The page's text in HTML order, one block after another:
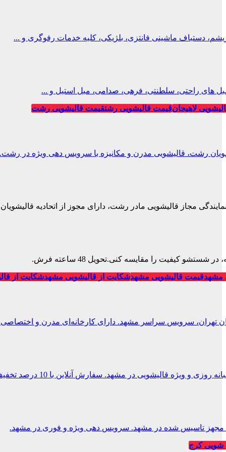
دستباف ماشینی فانتزی، بلژیکی، کلیه خدمات رفوگری و ...
های راحتی، سلطنتی، فرهی، صدامی، مبل استیل و ...
لاهیجانقیمت قالیشویی رشتقیمت قالیشویی رشت
رشت، قالیشویی مدرن و مکانیزه با سرویس دهی ویژه در رشت.
مجاز قالیشویی مادر رشت، دارای مجوز از اتحادیه
کیفیت را مقایسه کنی.تحویل 48 ساعته فرش.
مشهدقیمت قالیشویی مشهدشکایت از قالیشویی مشهدشکایت از
تهران، سرویس سراسر مشهد. دارای کارخانه‌ای مدرن و
ویژه قالیشویی در مشهد. سفارش آنلاین با 10 درصد تخفیف.
مجهز تاسیس شده در مشهد. سرویس دهی ویژه و فوری در مشهد.
شویی کرج